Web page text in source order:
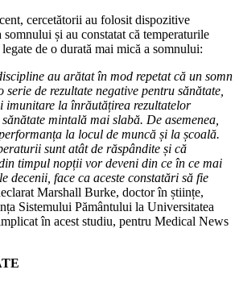
cercetătorii au folosit dispozitive
somnului și au constatat că temperaturile
de o durată mai mică a somnului:
au arătat în mod repetat că un somn
de rezultate negative pentru sănătate,
imunitare la înrăutățirea rezultatelor
mintală mai slabă. De asemenea,
la locul de muncă și la școală.
sunt atât de răspândite și că
timpul nopții vor deveni din ce în ce mai
decenii, face ca aceste constatări să fie
Marshall Burke, doctor în științe,
Sistemului Pământului la Universitatea
în acest studiu, pentru Medical News